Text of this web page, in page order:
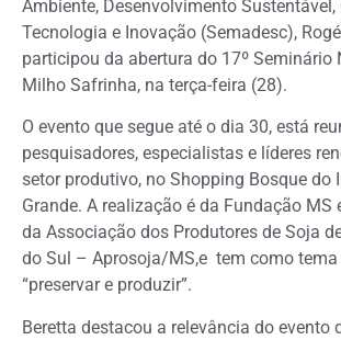
Ambiente, Desenvolvimento Sustentável,
Tecnologia e Inovação (Semadesc),
participou da abertura do 17º Seminário
Milho Safrinha, na terça-feira (28).
O evento que segue até o dia 30, está
pesquisadores, especialistas e líderes
setor produtivo, no Shopping Bosque do
Grande. A realização é da Fundação MS
da Associação dos Produtores de Soja
do Sul – Aprosoja/MS,e tem como tema
“preservar e produzir”.
Beretta destacou a relevância do evento